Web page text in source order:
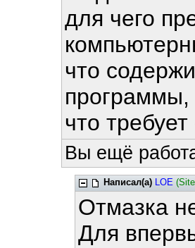
для чего
что
программы,
что
Вы ещё
Написал(а) LOE
Отмазка
Для